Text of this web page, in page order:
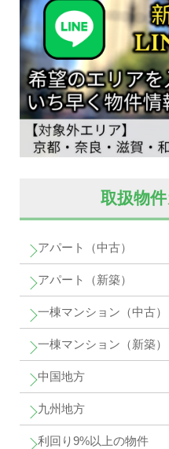
取扱物
アパート（中古）
アパート（新築）
一棟マンション（中古）
一棟マンション（新築）
中国地方
九州地方
利回り9%以上の物件